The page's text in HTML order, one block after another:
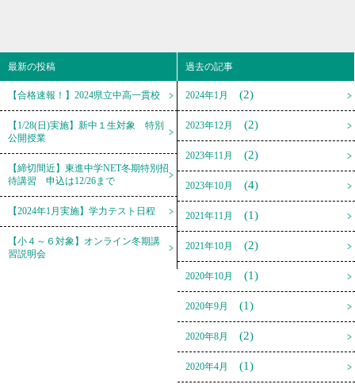
最新の投稿
【合格速報！】2024県立中高一貫校
【1/28(日)実施】新中１生対象 特別
公開授業
【締切間近】東進中学NET冬期特別招
待講習 申込は12/26まで
【2024年1月実施】学力テスト日程
【小４～６対象】オンライン冬期講
習説明会
過去の記事
2024年1月 (2)
2023年12月 (2)
2023年11月 (2)
2023年10月 (4)
2021年11月 (1)
2021年10月 (2)
2020年10月 (1)
2020年9月 (1)
2020年8月 (2)
2020年4月 (1)